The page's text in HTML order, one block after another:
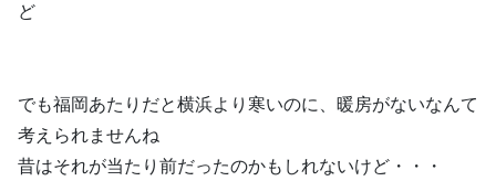
ど
でも福岡あたりだと横浜より寒いのに、暖房がないなんて
考えられませんね
昔はそれが当たり前だったのかもしれないけど・・・